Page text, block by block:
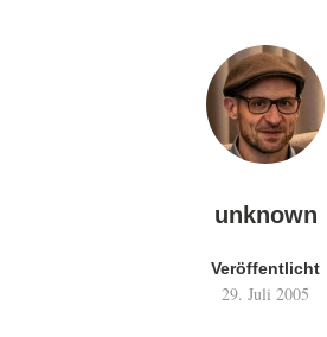
unknown
Veröffentlicht
29. Juli 2005